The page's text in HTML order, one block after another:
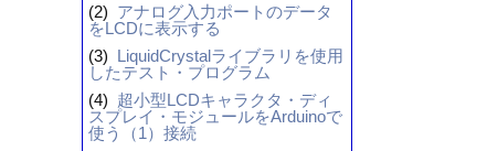
(2) アナログ入力ポートのデータ
をLCDに表示する
(3)
LiquidCrystalライブラリを使用
したテスト・プログラム
(4) 超小型LCDキャラクタ・ディ
スプレイ・モジュールをArduinoで
使う（1）接続